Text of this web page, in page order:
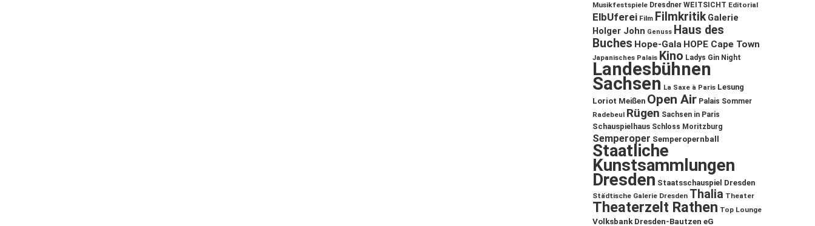
Musikfestspiele Dresdner WEITSICHT Editorial
ElbUferei Film Filmkritik Galerie
Holger John Genuss Haus des
Buches Hope-Gala HOPE Cape Town
Japanisches Palais Kino Ladys Gin Night
Landesbühnen
Sachsen La Saxe à Paris Lesung
Loriot Meißen Open Air Palais Sommer
Radebeul Rügen Sachsen in Paris
Schauspielhaus Schloss Moritzburg
Semperoper Semperopernball
Staatliche
Kunstsammlungen
Dresden Staatsschauspiel Dresden
Städtische Galerie Dresden Thalia Theater
Theaterzelt Rathen Top Lounge
Volksbank Dresden-Bautzen eG